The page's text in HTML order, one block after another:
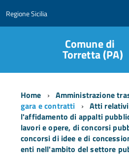
Regione Sicilia
Comune di
Torretta (PA)
Home Amministrazione
gara e contratti
Atti
l'affidamento di appalti
lavori e opere, di concorsi
concorsi di idee e di
enti nell'ambito del settore